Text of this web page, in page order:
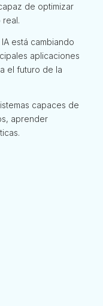
de optimizar
está cambiando
aplicaciones
el futuro de la
capaces de
aprender